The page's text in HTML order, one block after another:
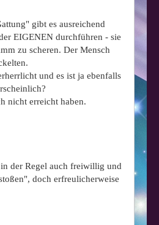
gibt es ausreichend
EIGENEN durchführen - sie
zu scheren. Der Mensch
und es ist ja ebenfalls
nicht erreicht haben.
der Regel auch freiwillig und
doch erfreulicherweise